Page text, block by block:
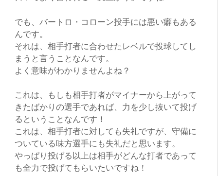
でも、バートロ・コローン投手には悪い癖もある
んです。
それは、相手打者に合わせたレベルで投球してし
まうと言うことなんです。
よく意味がわかりませんよね？
これは、もしも相手打者がマイナーから上がって
きたばかりの選手であれば、力を少し抜いて投げ
るということなんです！
これは、相手打者に対しても失礼ですが、守備に
ついている味方選手にも失礼だと思います。
やっぱり投げる以上は相手がどんな打者であって
も全力で投げてもらいたいですね！